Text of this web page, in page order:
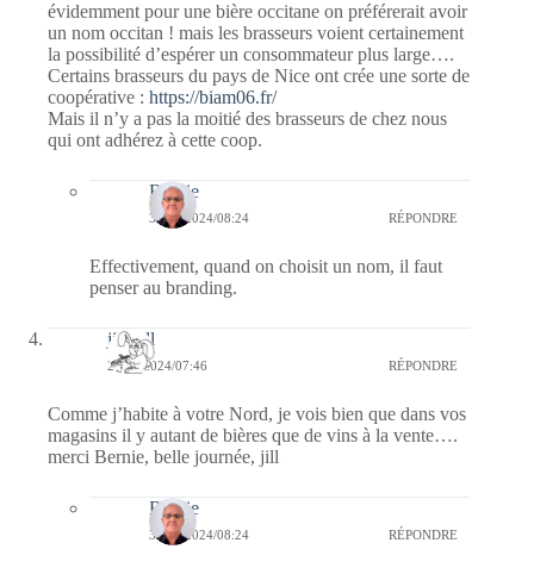
évidemment pour une bière occitane on préférerait avoir
un nom occitan ! mais les brasseurs voient certainement
la possibilité d’espérer un consommateur plus large….
Certains brasseurs du pays de Nice ont crée une sorte de
coopérative : https://biam06.fr/
Mais il n’y a pas la moitié des brasseurs de chez nous
qui ont adhérez à cette coop.
Bernie
30/03/2024/08:24 RÉPONDRE
Effectivement, quand on choisit un nom, il faut
penser au branding.
jill bill
29/03/2024/07:46 RÉPONDRE
Comme j’habite à votre Nord, je vois bien que dans vos
magasins il y autant de bières que de vins à la vente….
merci Bernie, belle journée, jill
Bernie
30/03/2024/08:24 RÉPONDRE